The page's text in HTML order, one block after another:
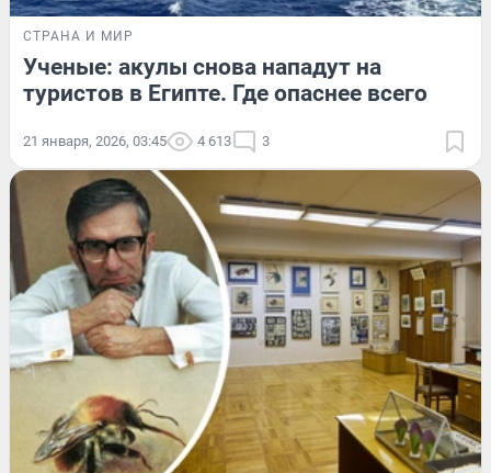
СТРАНА И МИР
Ученые: акулы снова нападут на
туристов в Египте. Где опаснее всего
21 января, 2026, 03:45 4 613 3